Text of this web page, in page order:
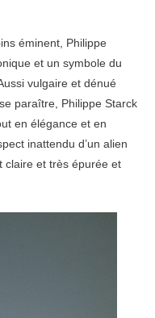
éminent, Philippe
et un symbole du
vulgaire et dénué
paraître, Philippe Starck
en élégance et en
inattendu d’un alien
claire et très épurée et